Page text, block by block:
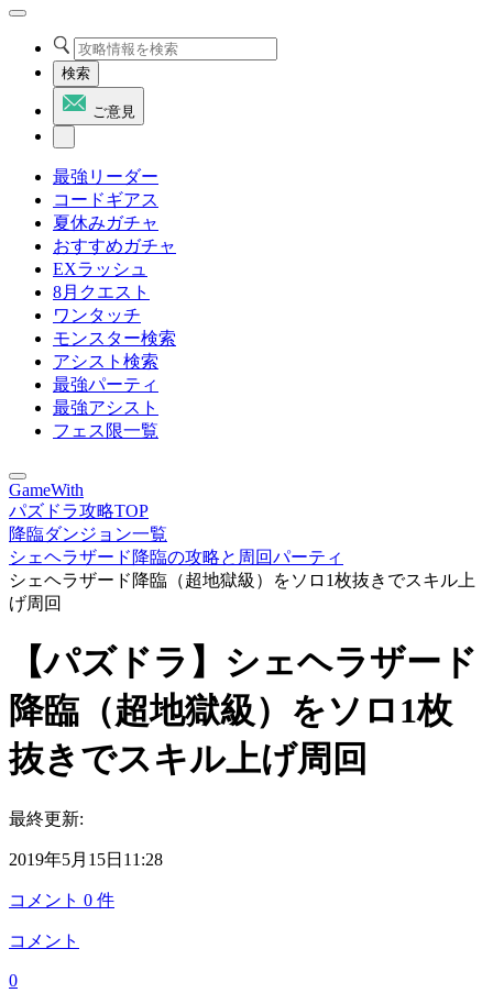
検索
ご意見
最強リーダー
コードギアス
夏休みガチャ
おすすめガチャ
EXラッシュ
8月クエスト
ワンタッチ
モンスター検索
アシスト検索
最強パーティ
最強アシスト
フェス限一覧
GameWith
パズドラ攻略TOP
降臨ダンジョン一覧
シェヘラザード降臨の攻略と周回パーティ
シェヘラザード降臨（超地獄級）をソロ1枚抜きでスキル上
げ周回
【パズドラ】シェヘラザード
降臨（超地獄級）をソロ1枚
抜きでスキル上げ周回
最終更新:
2019年5月15日11:28
コメント 0 件
コメント
0